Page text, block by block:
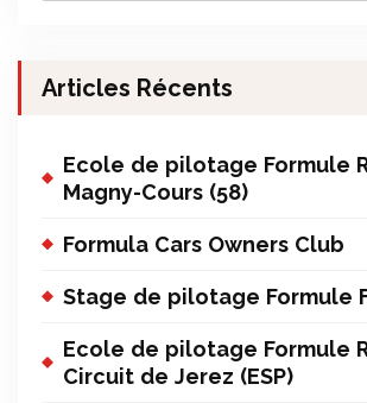
Articles Récents
Ecole de pilotage Formule
Magny-Cours (58)
Formula Cars Owners Club
Stage de pilotage Formule
Ecole de pilotage Formule
Circuit de Jerez (ESP)